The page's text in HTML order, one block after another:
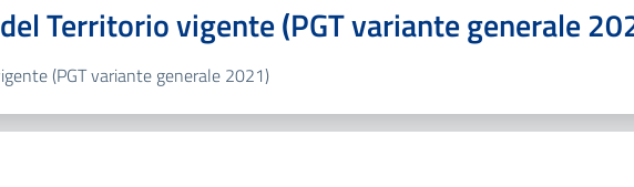
Territorio vigente (PGT variante generale
(PGT variante generale 2021)